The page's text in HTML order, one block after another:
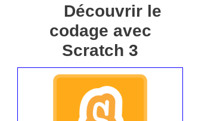
Découvrir le
codage avec
Scratch 3